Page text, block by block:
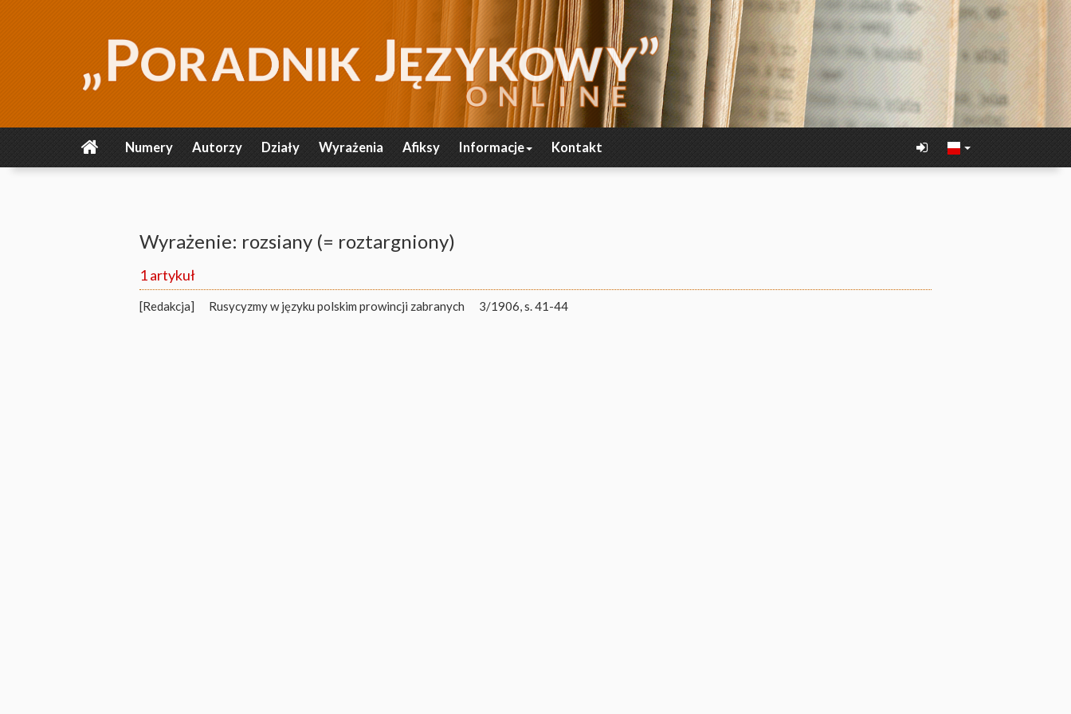
Numery Autorzy Działy Wyrażenia Afiksy Informacje Kontakt
Wyrażenie: rozsiany (= roztargniony)
1 artykuł
[Redakcja] Rusycyzmy w języku polskim prowincji zabranych 3/1906, s. 41-44